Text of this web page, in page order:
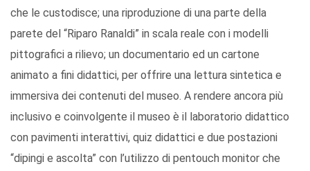
che le custodisce; una riproduzione di una parte della
parete del “Riparo Ranaldi” in scala reale con i modelli
pittografici a rilievo; un documentario ed un cartone
animato a fini didattici, per offrire una lettura sintetica e
immersiva dei contenuti del museo. A rendere ancora più
inclusivo e coinvolgente il museo è il laboratorio didattico
con pavimenti interattivi, quiz didattici e due postazioni
“dipingi e ascolta” con l’utilizzo di pentouch monitor che